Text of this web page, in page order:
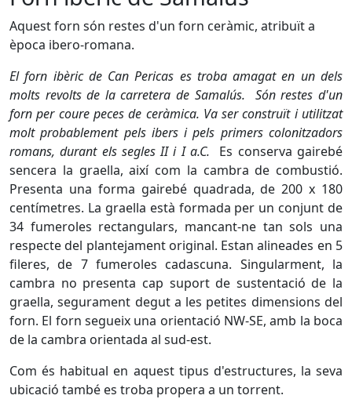
Aquest forn són restes d'un forn ceràmic, atribuït a
època ibero-romana.
El forn ibèric de Can Pericas es troba amagat en un dels
molts revolts de la carretera de Samalús. Són restes d'un
forn per coure peces de ceràmica. Va ser construït i utilitzat
molt probablement pels ibers i pels primers colonitzadors
romans, durant els segles II i I a.C. Es conserva gairebé
sencera la graella, així com la cambra de combustió.
Presenta una forma gairebé quadrada, de 200 x 180
centímetres. La graella està formada per un conjunt de
34 fumeroles rectangulars, mancant-ne tan sols una
respecte del plantejament original. Estan alineades en 5
fileres, de 7 fumeroles cadascuna. Singularment, la
cambra no presenta cap suport de sustentació de la
graella, segurament degut a les petites dimensions del
forn. El forn segueix una orientació NW-SE, amb la boca
de la cambra orientada al sud-est.
Com és habitual en aquest tipus d'estructures, la seva
ubicació també es troba propera a un torrent.